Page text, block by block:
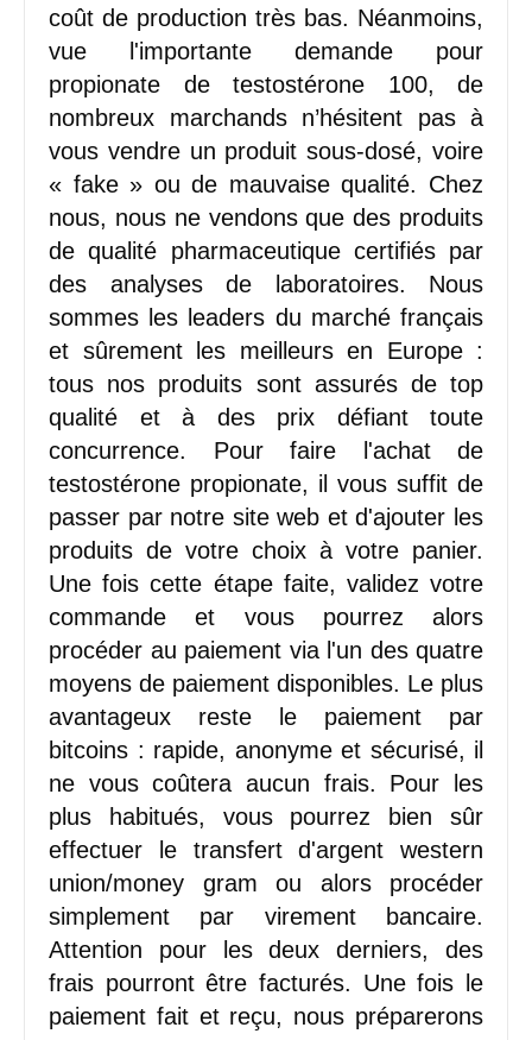
coût de production très bas. Néanmoins,
vue l'importante demande pour
propionate de testostérone 100, de
nombreux marchands n’hésitent pas à
vous vendre un produit sous-dosé, voire
« fake » ou de mauvaise qualité. Chez
nous, nous ne vendons que des produits
de qualité pharmaceutique certifiés par
des analyses de laboratoires. Nous
sommes les leaders du marché français
et sûrement les meilleurs en Europe :
tous nos produits sont assurés de top
qualité et à des prix défiant toute
concurrence. Pour faire l'achat de
testostérone propionate, il vous suffit de
passer par notre site web et d'ajouter les
produits de votre choix à votre panier.
Une fois cette étape faite, validez votre
commande et vous pourrez alors
procéder au paiement via l'un des quatre
moyens de paiement disponibles. Le plus
avantageux reste le paiement par
bitcoins : rapide, anonyme et sécurisé, il
ne vous coûtera aucun frais. Pour les
plus habitués, vous pourrez bien sûr
effectuer le transfert d'argent western
union/money gram ou alors procéder
simplement par virement bancaire.
Attention pour les deux derniers, des
frais pourront être facturés. Une fois le
paiement fait et reçu, nous préparerons